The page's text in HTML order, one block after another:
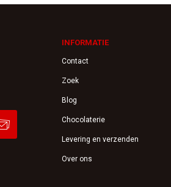
INFORMATIE
Contact
Zoek
Blog
Chocolaterie
Levering en verzenden
Over ons